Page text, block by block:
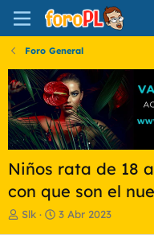
Foro General
Niños rata de 18
con que son el
ISlk
F
3 Abr 2023